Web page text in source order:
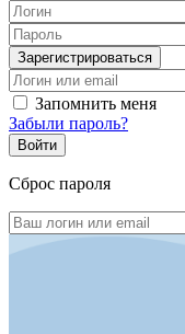
Запомнить меня
Забыли пароль?
Сброс пароля